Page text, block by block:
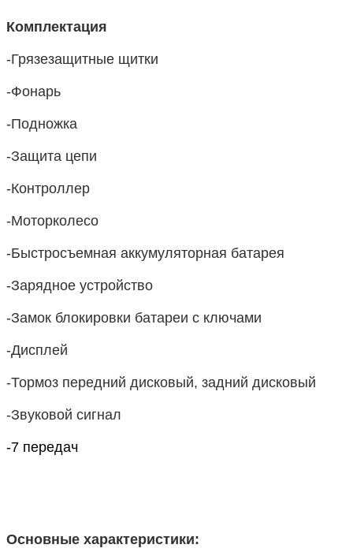
Комплектация
-Грязезащитные щитки
-Фонарь
-Подножка
-Защита цепи
-Контроллер
-Моторколесо
-Быстросъемная аккумуляторная батарея
-Зарядное устройство
-Замок блокировки батареи с ключами
-Дисплей
-Тормоз передний дисковый, задний дисковый
-Звуковой сигнал
-7 передач
Основные характеристики: